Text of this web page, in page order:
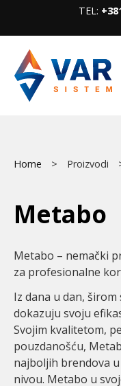
content
TEL:
Main
Home Proizvodi
Metabo
Metabo – nemački
za profesionalne
Iz dana u dan,
dokazuju svoju
Svojim kvalitetom,
pouzdanošću,
najboljih brendova
nivou. Metabo u